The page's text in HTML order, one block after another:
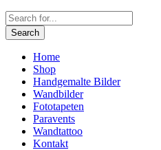
Search
Home
Shop
Handgemalte Bilder
Wandbilder
Fototapeten
Paravents
Wandtattoo
Kontakt